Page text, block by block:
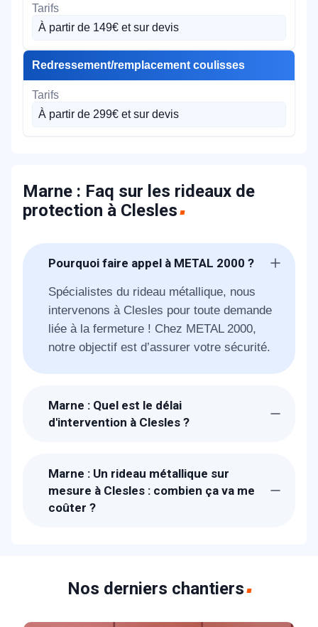
À partir de 149€ et sur devis
Redressement/remplacement coulisses
À partir de 299€ et sur devis
Marne : Faq sur les rideaux de
protection à Clesles
Pourquoi faire appel à METAL 2000 ?
Spécialistes du rideau métallique, nous
intervenons à Clesles pour toute demande
liée à la fermeture ! Chez METAL 2000,
notre objectif est d’assurer votre sécurité.
Marne : Quel est le délai
d'intervention à Clesles ?
Clesles dans l'heure pour étudier avec
vous votre besoin. Pour les urgences, il
faut compter 30 min. 1 à 2 jours pour la
Marne : Un rideau métallique sur
mesure à Clesles : combien ça va me
coûter ?
les rideaux métalliques dans nos ateliers
donc nos prix sont parmi les moins chers
Nos derniers chantiers